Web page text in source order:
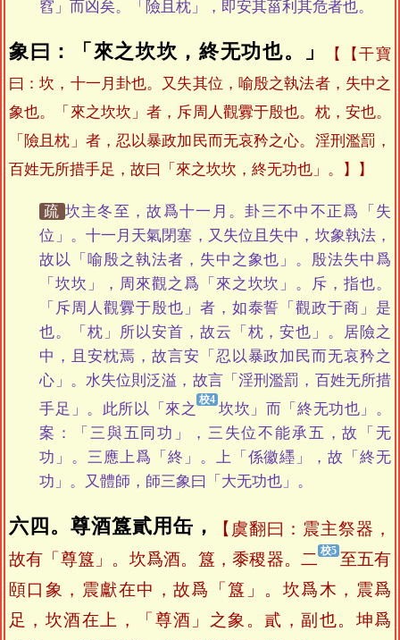
窞」而凶矣。「險且枕」，即安其菑利其危者也。
象曰：「來之坎坎，終无功也。」
【干寶
曰：坎，十一月卦也。又失其位，喻殷之執法者，失中之
象也。「來之坎坎」者，斥周人觀釁于殷也。枕，安也。
「險且枕」者，忍以暴政加民而无哀矜之心。淫刑濫罰，
百姓无所措手足，故曰「來之坎坎，終无功也」。】
疏 坎主冬至，故爲十一月。卦三不中不正爲「失
位」。十一月天氣閉塞，又失位且失中，坎象執法，
故以「喻殷之執法者，失中之象也」。殷法失中爲
「坎坎」，周來觀之爲「來之坎坎」。斥，指也。
「斥周人觀釁于殷也」者，如泰誓「觀政于商」是
也。「枕」所以安首，故云「枕，安也」。居險之
中，且安枕焉，故言安「忍以暴政加民而无哀矜之
心」。水失位則泛溢，故言「淫刑濫罰，百姓无所措
手足」。此所以「來之
坎坎」而「終无功也」。
案：「三與五同功」，三失位不能承五，故「无
功」。三應上爲「終」。上「係徽纆」，故「終无
功」。又體師，師三象曰「大无功也」。
六四。尊酒簋貳用缶，
【虞翻曰：震主祭器，
故有「尊簋」。坎爲酒。簋，黍稷器。二
至五有
頤口象，震獻在中，故爲「簋」。坎爲木，震爲
足，坎酒在上，「尊酒」之象。貳，副也。坤爲